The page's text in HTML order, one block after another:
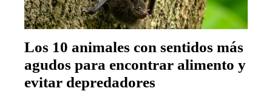
Los 10 animales con sentidos más
agudos para encontrar alimento y
evitar depredadores